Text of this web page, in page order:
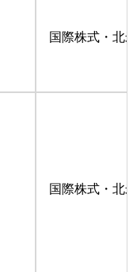
国際株式・北
国際株式・北